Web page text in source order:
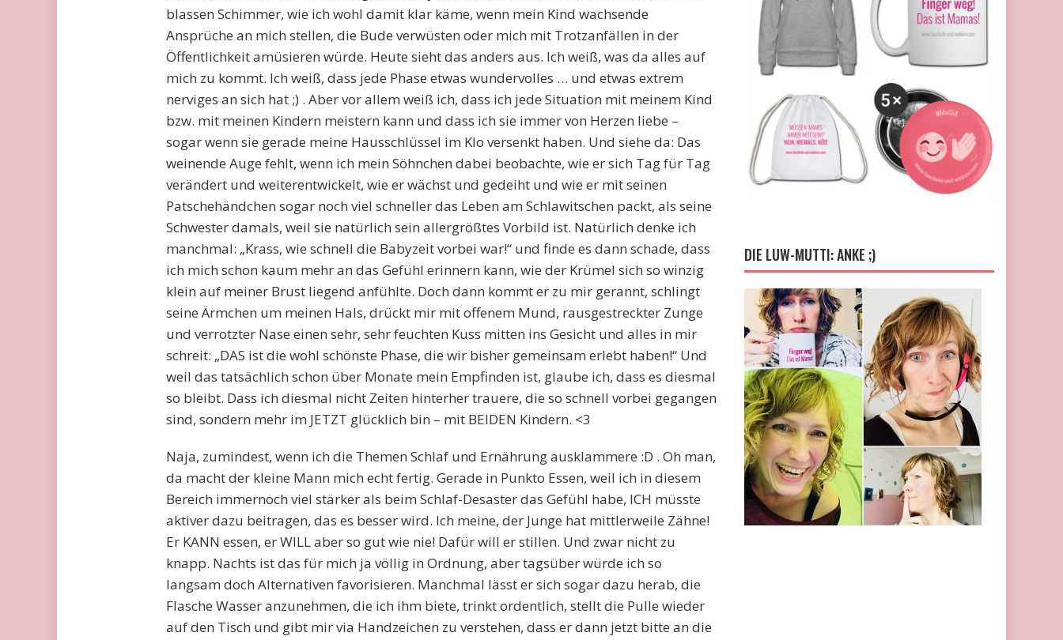
blassen Schimmer, wie ich wohl damit klar käme, wenn mein Kind wachsende
Ansprüche an mich stellen, die Bude verwüsten oder mich mit Trotzanfällen in der
Öffentlichkeit amüsieren würde. Heute sieht das anders aus. Ich weiß, was da alles auf
mich zu kommt. Ich weiß, dass jede Phase etwas wundervolles … und etwas extrem
nerviges an sich hat ;) . Aber vor allem weiß ich, dass ich jede Situation mit meinem Kind
bzw. mit meinen Kindern meistern kann und dass ich sie immer von Herzen liebe –
sogar wenn sie gerade meine Hausschlüssel im Klo versenkt haben. Und siehe da: Das
weinende Auge fehlt, wenn ich mein Söhnchen dabei beobachte, wie er sich Tag für Tag
verändert und weiterentwickelt, wie er wächst und gedeiht und wie er mit seinen
Patschehändchen sogar noch viel schneller das Leben am Schlawitschen packt, als seine
Schwester damals, weil sie natürlich sein allergrößtes Vorbild ist. Natürlich denke ich
manchmal: „Krass, wie schnell die Babyzeit vorbei war!“ und finde es dann schade, dass
ich mich schon kaum mehr an das Gefühl erinnern kann, wie der Krümel sich so winzig
klein auf meiner Brust liegend anfühlte. Doch dann kommt er zu mir gerannt, schlingt
seine Ärmchen um meinen Hals, drückt mir mit offenem Mund, rausgestreckter Zunge
und verrotzter Nase einen sehr, sehr feuchten Kuss mitten ins Gesicht und alles in mir
schreit: „DAS ist die wohl schönste Phase, die wir bisher gemeinsam erlebt haben!“ Und
weil das tatsächlich schon über Monate mein Empfinden ist, glaube ich, dass es diesmal
so bleibt. Dass ich diesmal nicht Zeiten hinterher trauere, die so schnell vorbei gegangen
sind, sondern mehr im JETZT glücklich bin – mit BEIDEN Kindern. <3
Naja, zumindest, wenn ich die Themen Schlaf und Ernährung ausklammere :D . Oh man,
da macht der kleine Mann mich echt fertig. Gerade in Punkto Essen, weil ich in diesem
Bereich immernoch viel stärker als beim Schlaf-Desaster das Gefühl habe, ICH müsste
aktiver dazu beitragen, das es besser wird. Ich meine, der Junge hat mittlerweile Zähne!
Er KANN essen, er WILL aber so gut wie nie! Dafür will er stillen. Und zwar nicht zu
knapp. Nachts ist das für mich ja völlig in Ordnung, aber tagsüber würde ich so
langsam doch Alternativen favorisieren. Manchmal lässt er sich sogar dazu herab, die
Flasche Wasser anzunehmen, die ich ihm biete, trinkt ordentlich, stellt die Pulle wieder
auf den Tisch und gibt mir via Handzeichen zu verstehen, dass er dann jetzt bitte an die
DIE LUW-MUTTI: ANKE ;)